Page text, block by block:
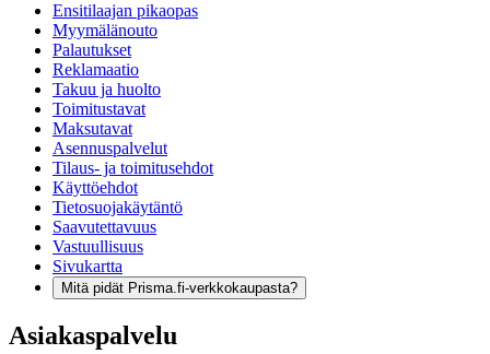
Ensitilaajan pikaopas
Myymälänouto
Palautukset
Reklamaatio
Takuu ja huolto
Toimitustavat
Maksutavat
Asennuspalvelut
Tilaus- ja toimitusehdot
Käyttöehdot
Tietosuojakäytäntö
Saavutettavuus
Vastuullisuus
Sivukartta
Mitä pidät Prisma.fi-verkkokaupasta?
Asiakaspalvelu